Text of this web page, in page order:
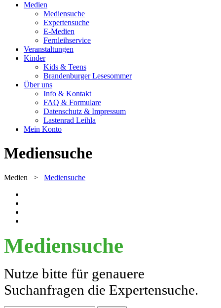
Medien
Mediensuche
Expertensuche
E-Medien
Fernleihservice
Veranstaltungen
Kinder
Kids & Teens
Brandenburger Lesesommer
Über uns
Info & Kontakt
FAQ & Formulare
Datenschutz & Impressum
Lastenrad Leihla
Mein Konto
Mediensuche
Medien > Mediensuche
Mediensuche
Nutze bitte für genauere
Suchanfragen die Expertensuche.